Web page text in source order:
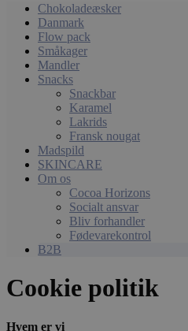
Chokoladeæsker
Danmark
Flow pack
Småkager
Mandler
Snacks
Snackbar
Karamel
Lakrids
Fransk nougat
Madspild
SKINCARE
Om os
Cocoa Horizons
Socialt ansvar
Bliv forhandler
Fødevarekontrol
B2B
Cookie politik
Hvem er vi